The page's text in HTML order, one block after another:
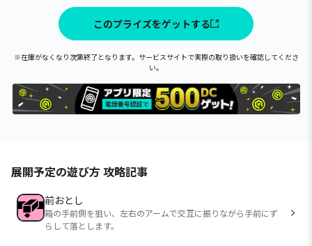
このプライズをゲットする
※在庫がなくなり次第終了となります。サービスサイトで実際の取り扱いを確認してくださ
い。
展開予定の遊び方 攻略記事
前おとし
箱の手前側を狙い、左右のアームで交互に振りながら手前にず
らして落とします。